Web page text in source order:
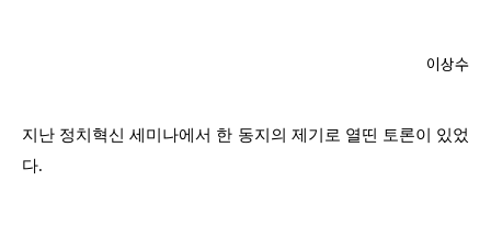
이상수
지난 정치혁신 세미나에서 한 동지의 제기로 열띤 토론이 있었
다.